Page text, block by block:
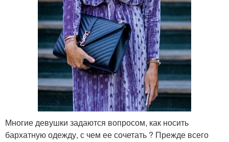
Многие девушки задаются вопросом, как носить
бархатную одежду, с чем ее сочетать ? Прежде всего